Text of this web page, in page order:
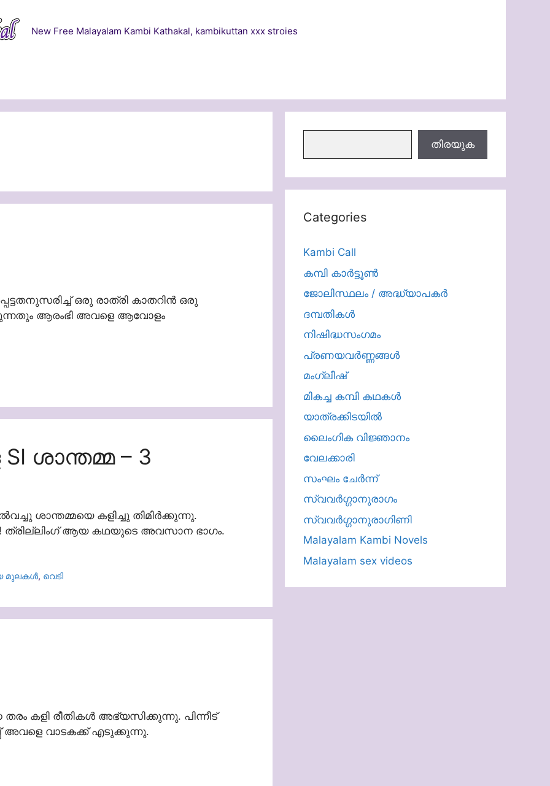
New Free Malayalam Kambi Kathakal, kambikuttan xxx stroies
ഒരു രാത്രി കാതറിൻ ഒരു
ആരംഭി അവളെ ആവോളം
ശാന്തമ്മ – 3
ശാന്തമ്മയെ കളിച്ചു തിമിർക്കുന്നു.
ത്രില്ലിംഗ് ആയ കഥയുടെ അവസാന ഭാഗം.
മുലകൾ, വെടി
കളി രീതികൾ അഭ്യസിക്കുന്നു. പിന്നീട്
അവളെ വാടകക്ക് എടുക്കുന്നു.
തിരയുക
Categories
Kambi Call
കമ്പി കാർട്ടൂൺ
ജോലിസ്ഥലം / അദ്ധ്യാപകർ
ദമ്പതികള്‍
നിഷിദ്ധസംഗമം
പ്രണയവർണ്ണങ്ങൾ
മംഗ്ലീഷ്
മികച്ച കമ്പി കഥകൾ
യാത്രക്കിടയില്‍
ലൈംഗിക വിജ്ഞാനം
വേലക്കാരി
സംഘം ചേർന്ന്
സ്വവർഗ്ഗാനുരാഗം
സ്വവർഗ്ഗാനുരാഗിണി
Malayalam Kambi Novels
Malayalam sex videos